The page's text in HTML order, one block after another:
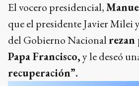
El vocero presidencial,
que el presidente Javier Milei
del Gobierno Nacionalrezan
Papa Francisco,y le deseó
recuperación”.